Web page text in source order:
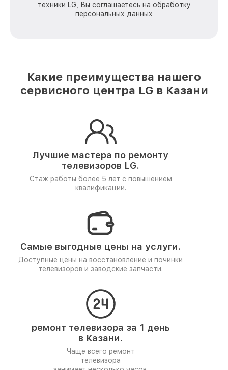
техники LG, Вы соглашаетесь на обработку
персональных данных
Какие преимущества нашего
сервисного центра LG в Казани
Лучшие мастера по ремонту
телевизоров LG.
Стаж работы более 5 лет с повышением
квалификации.
Самые выгодные цены на услуги.
Доступные цены на восстановление и починки
телевизоров и заводские запчасти.
ремонт телевизора за 1 день
в Казани.
Чаще всего ремонт
телевизора